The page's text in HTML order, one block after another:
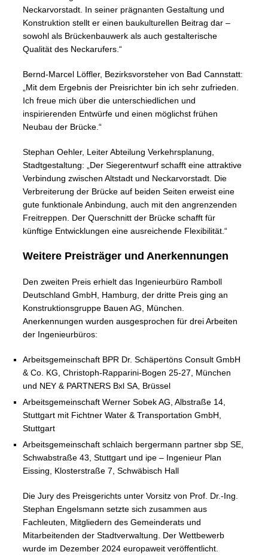
Neckarvorstadt. In seiner prägnanten Gestaltung und
Konstruktion stellt er einen baukulturellen Beitrag dar –
sowohl als Brückenbauwerk als auch gestalterische
Qualität des Neckarufers.“
Bernd-Marcel Löffler, Bezirksvorsteher von Bad Cannstatt:
„Mit dem Ergebnis der Preisrichter bin ich sehr zufrieden.
Ich freue mich über die unterschiedlichen und
inspirierenden Entwürfe und einen möglichst frühen
Neubau der Brücke.“
Stephan Oehler, Leiter Abteilung Verkehrsplanung,
Stadtgestaltung: „Der Siegerentwurf schafft eine attraktive
Verbindung zwischen Altstadt und Neckarvorstadt. Die
Verbreiterung der Brücke auf beiden Seiten erweist eine
gute funktionale Anbindung, auch mit den angrenzenden
Freitreppen. Der Querschnitt der Brücke schafft für
künftige Entwicklungen eine ausreichende Flexibilität.“
Weitere Preisträger und Anerkennungen
Den zweiten Preis erhielt das Ingenieurbüro Ramboll
Deutschland GmbH, Hamburg, der dritte Preis ging an
Konstruktionsgruppe Bauen AG, München.
Anerkennungen wurden ausgesprochen für drei Arbeiten
der Ingenieurbüros:
Arbeitsgemeinschaft BPR Dr. Schäpertöns Consult GmbH
& Co. KG, Christoph-Rapparini-Bogen 25-27, München
und NEY & PARTNERS Bxl SA, Brüssel
Arbeitsgemeinschaft Werner Sobek AG, Albstraße 14,
Stuttgart mit Fichtner Water & Transportation GmbH,
Stuttgart
Arbeitsgemeinschaft schlaich bergermann partner sbp SE,
Schwabstraße 43, Stuttgart und ipe – Ingenieur Plan
Eissing, Klosterstraße 7, Schwäbisch Hall
Die Jury des Preisgerichts unter Vorsitz von Prof. Dr.-Ing.
Stephan Engelsmann setzte sich zusammen aus
Fachleuten, Mitgliedern des Gemeinderats und
Mitarbeitenden der Stadtverwaltung. Der Wettbewerb
wurde im Dezember 2024 europaweit veröffentlicht.